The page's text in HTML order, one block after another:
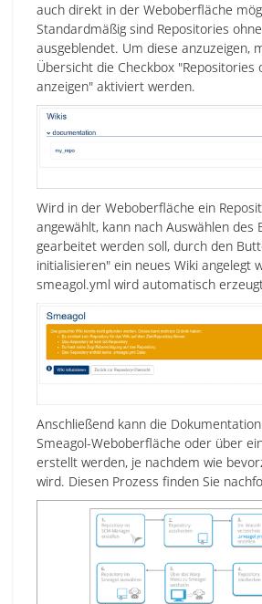
auch direkt in der Weboberfläche
Standardmäßig sind Repositories
ausgeblendet. Um diese anzuzeigen,
Übersicht die Checkbox "Repositories
anzeigen" aktiviert werden.
Wird in der Weboberfläche ein
angewählt, kann nach Auswählen des
gearbeitet werden soll, durch den
initialisieren" ein neues Wiki angelegt
smeagol.yml wird automatisch
Anschließend kann die
Smeagol-Weboberfläche oder über
erstellt werden, je nachdem wie
wird. Diesen Prozess finden Sie